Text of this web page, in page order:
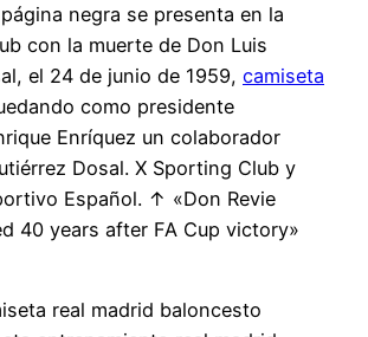
negra se presenta en la
con la muerte de Don Luis
el 24 de junio de 1959, camiseta
como presidente
Enríquez un colaborador
Dosal. X Sporting Club y
Español. ↑ «Don Revie
40 years after FA Cup victory»